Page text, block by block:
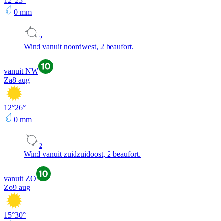
0 mm
2
Wind vanuit noordwest, 2 beaufort.
vanuit NW
Za8 aug
12°26°
0 mm
2
Wind vanuit zuidzuidoost, 2 beaufort.
vanuit ZO
Zo9 aug
15°30°